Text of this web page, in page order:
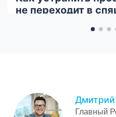
не переходит в
Главный